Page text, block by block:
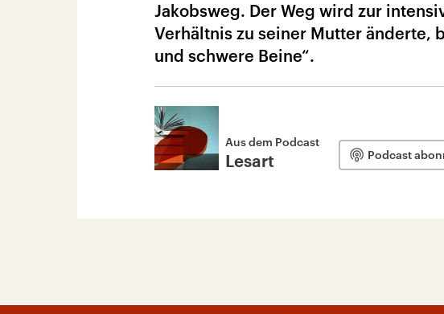
Jakobsweg. Der Weg wird zur
Verhältnis zu seiner Mutter änderte,
und schwere Beine“.
Aus dem Podcast
Lesart Podcast